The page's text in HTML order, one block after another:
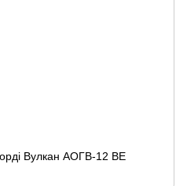
Вулкан АОГВ-12 ВЕ